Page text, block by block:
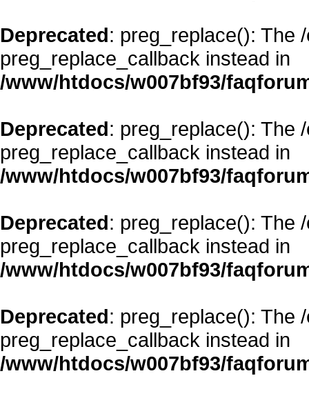
Deprecated: preg_replace(): The
preg_replace_callback instead in
/www/htdocs/w007bf93/
Deprecated: preg_replace(): The
preg_replace_callback instead in
/www/htdocs/w007bf93/
Deprecated: preg_replace(): The
preg_replace_callback instead in
/www/htdocs/w007bf93/
Deprecated: preg_replace(): The
preg_replace_callback instead in
/www/htdocs/w007bf93/